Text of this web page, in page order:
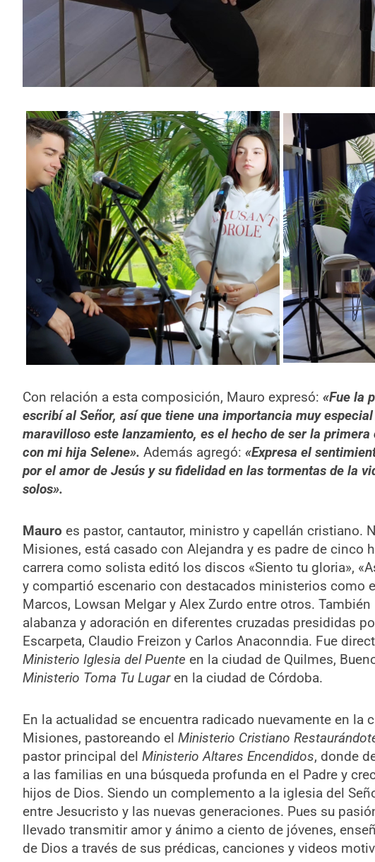
Con relación a esta composición, Mauro expresó: «Fue la
escribí al Señor, así que tiene una importancia muy
maravilloso este lanzamiento, es el hecho de ser la primera
con mi hija Selene». Además agregó: «Expresa el
por el amor de Jesús y su fidelidad en las tormentas de la
solos».
Mauro es pastor, cantautor, ministro y capellán cristiano.
Misiones, está casado con Alejandra y es padre de cinco
carrera como solista editó los discos «Siento tu gloria»,
y compartió escenario con destacados ministerios como
Marcos, Lowsan Melgar y Alex Zurdo entre otros.
alabanza y adoración en diferentes cruzadas presididas
Escarpeta, Claudio Freizon y Carlos Anaconndia. Fue
Ministerio Iglesia del Puente en la ciudad de Quilmes,
Ministerio Toma Tu Lugaren la ciudad de Córdoba.
En la actualidad se encuentra radicado nuevamente en la
Misiones, pastoreando el Ministerio Cristiano
pastor principal del Ministerio Altares Encendidos, donde
a las familias en una búsqueda profunda en el Padre y
hijos de Dios. Siendo un complemento a la iglesia del
entre Jesucristo y las nuevas generaciones. Pues su
llevado transmitir amor y ánimo a ciento de jóvenes,
de Dios a través de sus prédicas, canciones y videos